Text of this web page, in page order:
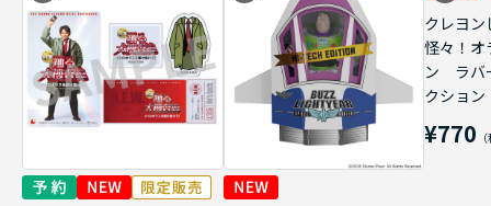
クレヨン
怪々！オ
ン ラバ
クショ
¥770